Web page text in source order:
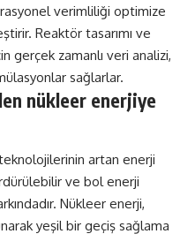
verimliliği optimize
Reaktör tasarımı ve
gerçek zamanlı veri analizi,
sağlarlar.
nükleer enerjiye
artan enerji
ve bol enerji
Nükleer enerji,
yeşil bir geçiş sağlama